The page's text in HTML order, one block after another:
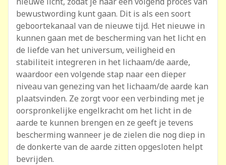
bewustwording kunt gaan. Dit is als een soort
geboortekanaal van de nieuwe tijd. Het nieuwe in
kunnen gaan met de bescherming van het licht en
de liefde van het universum, veiligheid en
stabiliteit integreren in het lichaam/de aarde,
waardoor een volgende stap naar een dieper
niveau van genezing van het lichaam/de aarde kan
plaatsvinden. Ze zorgt voor een verbinding met je
oorspronkelijke engelkracht om het licht in de
aarde te kunnen brengen en ze geeft je tevens
bescherming wanneer je de zielen die nog diep in
de donkerte van de aarde zitten opgesloten helpt
bevrijden.